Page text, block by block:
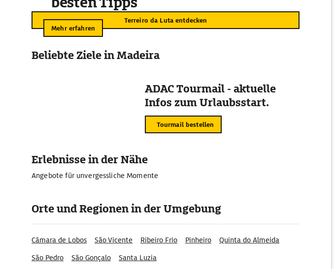
Terreiro da Luta entdecken
Mehr erfahren
Beliebte Ziele in Madeira
ADAC Tourmail - aktuelle
Infos zum Urlaubsstart.
Tourmail bestellen
Erlebnisse in der Nähe
Angebote für unvergessliche Momente
Orte und Regionen in der Umgebung
Câmara de Lobos São Vicente Ribeiro Frio Pinheiro
Quinta do Almeida
São Pedro
São Gonçalo Santa Luzia